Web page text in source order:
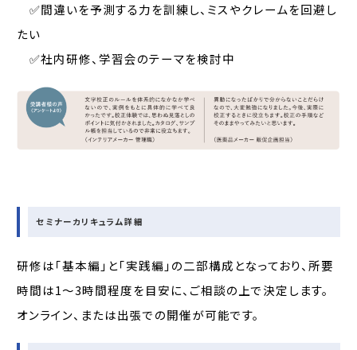
✅間違いを予測する力を訓練し、ミスやクレームを回避し
たい
✅社内研修、学習会のテーマを検討中
セミナーカリキュラム詳細
研修は「基本編」と「実践編」の二部構成となっており、所要
時間は1～3時間程度を目安に、ご相談の上で決定します。
オンライン、または出張での開催が可能です。